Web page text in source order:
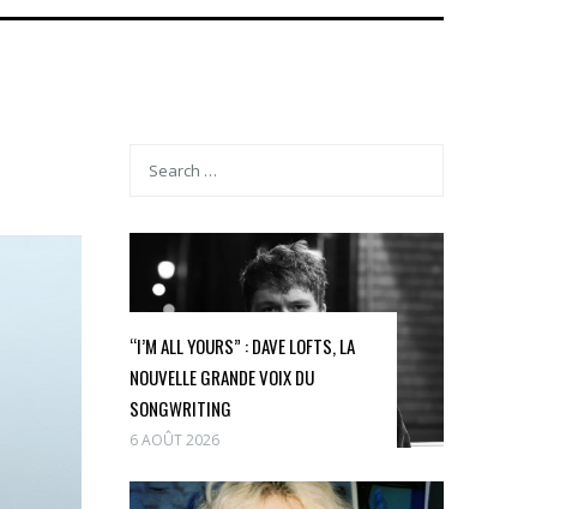
“I’M ALL YOURS” : DAVE LOFTS, LA
NOUVELLE GRANDE VOIX DU
SONGWRITING
6 AOÛT 2026